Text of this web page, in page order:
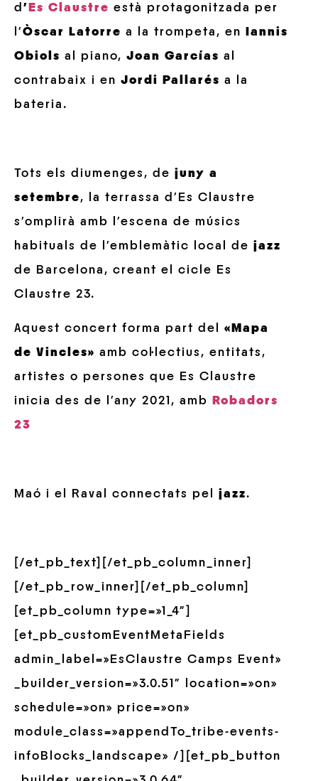
d ’ Es Claustre està protagonitzada per
l’Òscar Latorre a la trompeta, en
Iannis
Obiols al piano, Joan Garcías al
contrabaix i en Jordi Pallarés a la
bateria.
Tots els diumenges, de juny a
setembre, la terrassa d’Es Claustre
s’omplirà amb l’escena de músics
habituals de l’emblemàtic local de jazz
de Barcelona, creant el cicle Es
Claustre 23.
Aquest concert forma part del «Mapa
de Vincles» amb col·lectius, entitats,
artistes o persones que Es Claustre
inicia des de l’any 2021, amb
Robadors
23
Maó i el Raval connectats pel jazz.
[/et_pb_text][/et_pb_column_inner]
[/et_pb_row_inner][/et_pb_column]
[et_pb_column type=»1_4″]
[et_pb_customEventMetaFields
admin_label=»EsClaustre Camps Event»
_builder_version=»3.0.51″ location=»on»
schedule=»on» price=»on»
module_class=»appendTo_tribe-events-
infoBlocks_landscape» /][et_pb_button